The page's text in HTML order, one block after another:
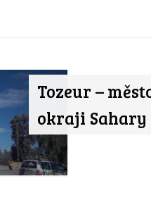
Tozeur –
okraji Sahary